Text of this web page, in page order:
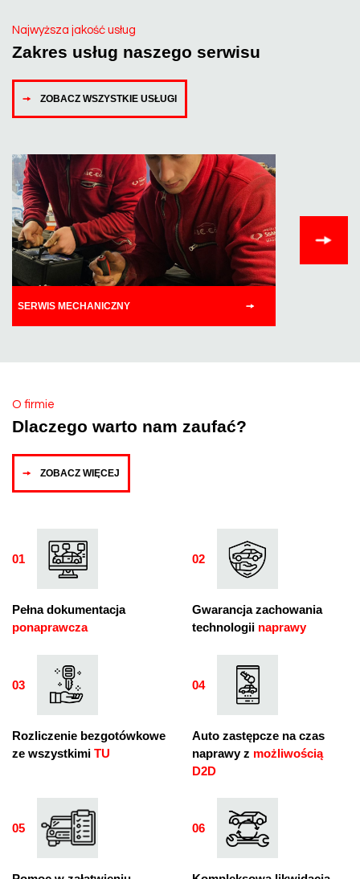
Najwyższa jakość usług
Zakres usług naszego serwisu
ZOBACZ WSZYSTKIE USŁUGI
SERWIS MECHANICZNY
O firmie
Dlaczego warto nam zaufać?
ZOBACZ WIĘCEJ
01 01
Pełna dokumentacja
ponaprawcza
02 02
Gwarancja zachowania
technologii naprawy
03
Rozliczenie bezgotówkowe
ze wszystkimi TU
04
Auto zastępcze na czas
naprawy z możliwością
D2D
05 05 06 06